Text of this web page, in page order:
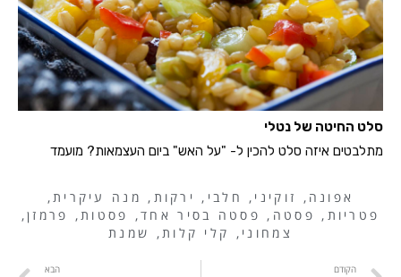
סלט החיטה של נטלי
מתלבטים איזה סלט להכין ל- "על האש" ביום העצמאות? מועמד
אפונה , זוקיני , חלבי , ירקות , מנה עיקרית,
פטריות , פסטה , פסטה בסיר אחד, פסטות, פרמזן,
צמחוני , קלי קלות, שמנת
הקודם הבא